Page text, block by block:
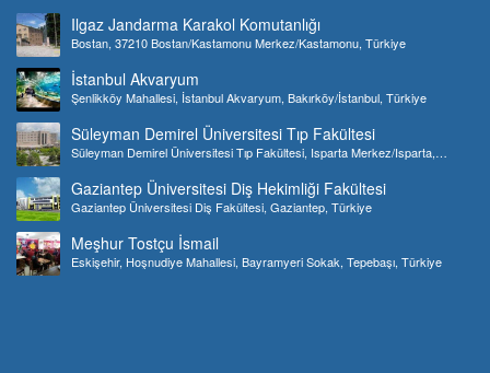
Ilgaz Jandarma Karakol Komutanlığı
Bostan, 37210 Bostan/Kastamonu Merkez/Kastamonu, Türkiye
İstanbul Akvaryum
Şenlikköy Mahallesi, İstanbul Akvaryum, Bakırköy/İstanbul, Türkiye
Süleyman Demirel Üniversitesi Tıp Fakültesi
Süleyman Demirel Üniversitesi Tıp Fakültesi, Isparta Merkez/Isparta,
Gaziantep Üniversitesi Diş Hekimliği Fakültesi
Gaziantep Üniversitesi Diş Fakültesi, Gaziantep, Türkiye
Meşhur Tostçu İsmail
Eskişehir, Hoşnudiye Mahallesi, Bayramyeri Sokak, Tepebaşı, Türkiye